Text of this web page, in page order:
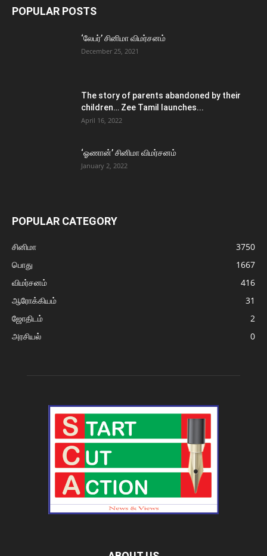
POPULAR POSTS
‘லேபர்’ சினிமா விமர்சனம்
December 25, 2021
The story of parents abandoned by their
children… Zee Tamil launches...
April 16, 2022
‘ஓணான்’ சினிமா விமர்சனம்
January 2, 2022
POPULAR CATEGORY
சினிமா
3750
பொது
1667
விமர்சனம்
416
ஆரோக்கியம்
31
ஜோதிடம்
2
அரசியல்
0